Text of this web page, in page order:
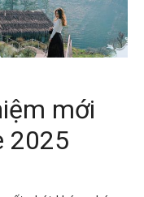
mới
2025